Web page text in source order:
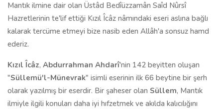
Mantık ilmine dair olan Üstâd Bedîüzzamân Saîd Nûrsî
Hazretlerinin te'lif ettiği Kızıl Îcâz nâmındaki eseri aslına bağlı
kalarak tercüme etmeyi bize nasib eden Allâh'a sonsuz hamd
ederiz.
Kızıl Îcâz, Abdurrahman Ahdarî'nin 142 beyitten oluşan
"Süllemü'l-Münevrak" isimli eserinin ilk 66 beytine bir şerh
olarak yazılmış bir eserdir. Bir şaheser olan Süllem, Mantık
ilmiyle ilgili konuları daha iyi hıfzetmek ve akılda kalıcılığını